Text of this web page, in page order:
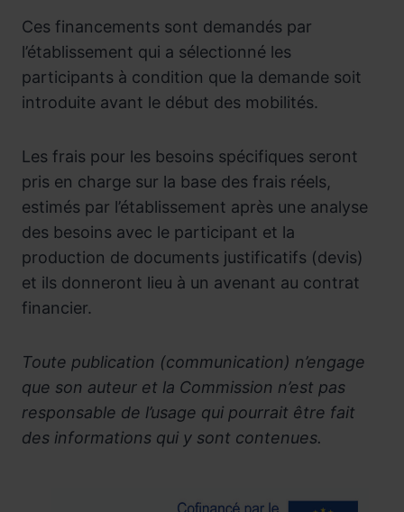
Ces financements sont demandés par
l’établissement qui a sélectionné les
participants à condition que la demande soit
introduite avant le début des mobilités.
Les frais pour les besoins spécifiques seront
pris en charge sur la base des frais réels,
estimés par l’établissement après une analyse
des besoins avec le participant et la
production de documents justificatifs (devis)
et ils donneront lieu à un avenant au contrat
financier.
Toute publication (communication) n’engage
que son auteur et la Commission n’est pas
responsable de l’usage qui pourrait être fait
des informations qui y sont contenues.